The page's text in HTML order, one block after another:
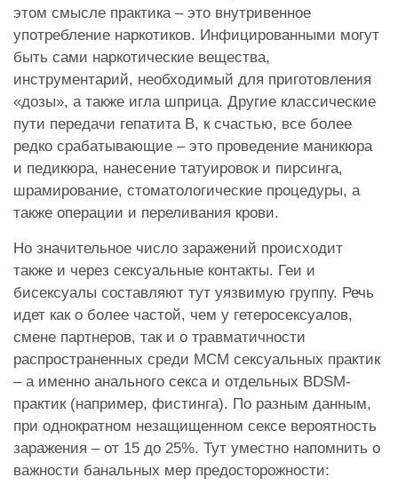
этом смысле практика – это внутривенное
употребление наркотиков. Инфицированными могут
быть сами наркотические вещества,
инструментарий, необходимый для приготовления
«дозы», а также игла шприца. Другие классические
пути передачи гепатита В, к счастью, все более
редко срабатывающие – это проведение маникюра
и педикюра, нанесение татуировок и пирсинга,
шрамирование, стоматологические процедуры, а
также операции и переливания крови.
Но значительное число заражений происходит
также и через сексуальные контакты. Геи и
бисексуалы составляют тут уязвимую группу. Речь
идет как о более частой, чем у гетеросексуалов,
смене партнеров, так и о травматичности
распространенных среди МСМ сексуальных практик
– а именно анального секса и отдельных BDSM-
практик (например, фистинга). По разным данным,
при однократном незащищенном сексе вероятность
заражения – от 15 до 25%. Тут уместно напомнить о
важности банальных мер предосторожности: